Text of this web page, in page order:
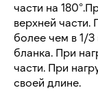
части на
верхней части.
более чем в 1/
бланка. При
части. При
своей длине.